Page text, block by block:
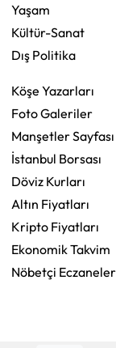
Yaşam
Kültür-Sanat
Dış Politika
Köşe Yazarları
Foto Galeriler
Manşetler Sayfası
İstanbul Borsası
Döviz Kurları
Altın Fiyatları
Kripto Fiyatları
Ekonomik Takvim
Nöbetçi Eczaneler